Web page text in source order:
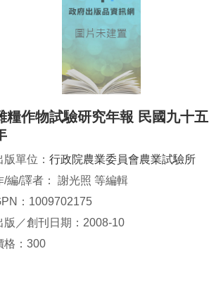
糧作物試驗研究年報 民國九十五
版單位： 行政院農業委員會農業試驗所
/編/譯者： 謝光照 等編輯
：1009702175
版／創刊日期：2008-10
格：300